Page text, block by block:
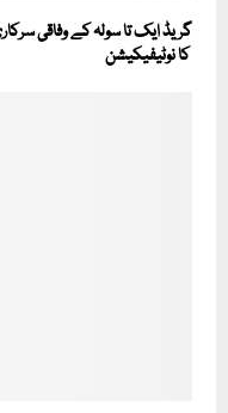
گریڈ ایک تا سولہ کے وفاقی
کا نوٹیفیکیشن